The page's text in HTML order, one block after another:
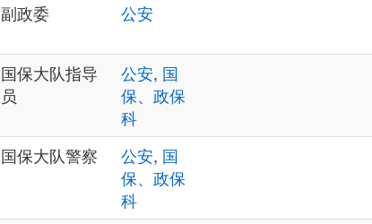
副政委 公安
国保大队指导
员
公安, 国
保、政保
科
国保大队警察 公安, 国
保、政保
科